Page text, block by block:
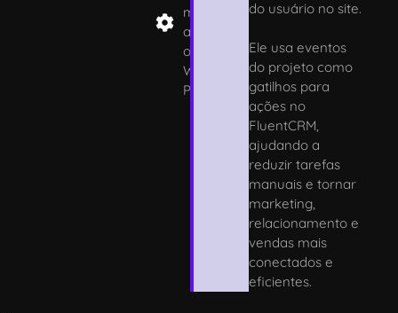
m
at
or
W
P
do usuário no site.
Ele usa eventos
do projeto como
gatilhos para
ações no
FluentCRM,
ajudando a
reduzir tarefas
manuais e tornar
marketing,
relacionamento e
vendas mais
conectados e
eficientes.